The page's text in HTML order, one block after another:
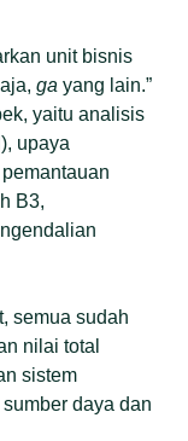
unit bisnis
aja,gayang lain.”
yaitu analisis
upaya
B3,
semua sudah
nilai total
sistem
daya dan